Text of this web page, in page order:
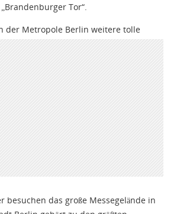
Tor“.
der Metropole Berlin weitere tolle
besuchen das große Messegelände in